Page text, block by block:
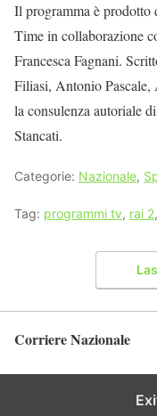
Il programma è
Time in collaborazione
Francesca Fagnani.
Filiasi, Antonio Pascale,
la consulenza autoriale
Stancati.
Categorie: Nazionale,
Tag: programmi tv, rai 2,
Corriere Nazionale